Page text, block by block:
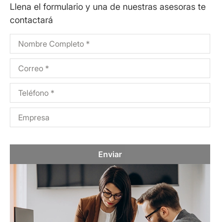
Llena el formulario y una de nuestras asesoras te
contactará
Enviar